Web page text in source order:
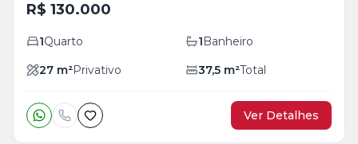
R$ 130.000
1Quarto 1Banheiro
27 m²Privativo 37,5 m²Total
Ver Detalhes